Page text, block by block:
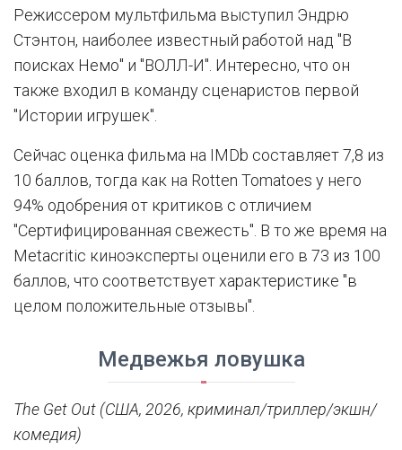
Режиссером мультфильма выступил Эндрю
Стэнтон, наиболее известный работой над "В
поисках Немо" и "ВОЛЛ-И". Интересно, что он
также входил в команду сценаристов первой
"Истории игрушек".
Сейчас оценка фильма на IMDb составляет 7,8 из
10 баллов, тогда как на Rotten Tomatoes у него
94% одобрения от критиков с отличием
"Сертифицированная свежесть". В то же время на
Metacritic киноэксперты оценили его в 73 из 100
баллов, что соответствует характеристике "в
целом положительные отзывы".
Медвежья ловушка
The Get Out (США, 2026, криминал/триллер/экшн/
комедия)